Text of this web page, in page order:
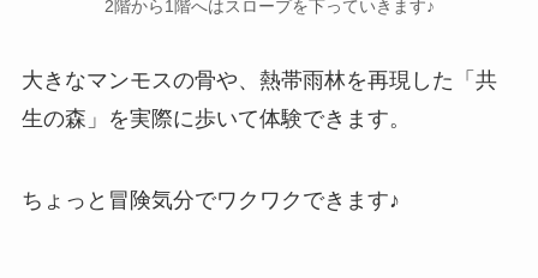
2階から1階へはスロープを下っていきます♪
大きなマンモスの骨や、熱帯雨林を再現した「共
生の森」を実際に歩いて体験できます。
ちょっと冒険気分でワクワクできます♪